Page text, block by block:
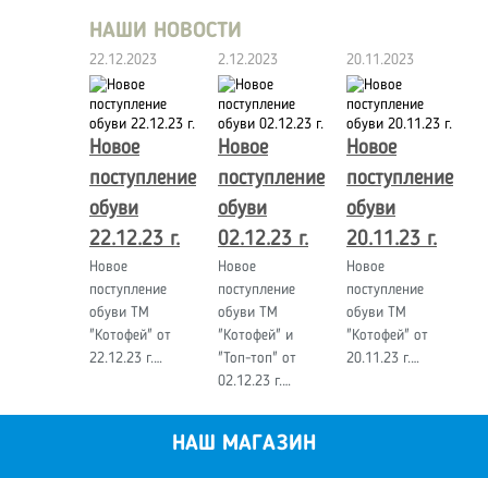
НАШИ НОВОСТИ
22.12.2023
Новое
поступление
обуви
22.12.23 г.
Новое
поступление
обуви ТМ
"Котофей" от
22.12.23 г.…
2.12.2023
Новое
поступление
обуви
02.12.23 г.
Новое
поступление
обуви ТМ
"Котофей" и
"Топ-топ" от
02.12.23 г.…
20.11.2023
Новое
поступление
обуви
20.11.23 г.
Новое
поступление
обуви ТМ
"Котофей" от
20.11.23 г.…
НАШ МАГАЗИН